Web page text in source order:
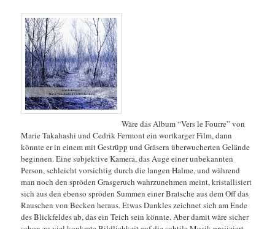
Wäre das Album “Vers le Fourre” von
Marie Takahashi und Cedrik Fermont ein wortkarger Film, dann
könnte er in einem mit Gestrüpp und Gräsern überwucherten Gelände
beginnen. Eine subjektive Kamera, das Auge einer unbekannten
Person, schleicht vorsichtig durch die langen Halme, und während
man noch den spröden Grasgeruch wahrzunehmen meint, kristallisiert
sich aus den ebenso spröden Summen einer Bratsche aus dem Off das
Rauschen von Becken heraus. Etwas Dunkles zeichnet sich am Ende
des Blickfeldes ab, das ein Teich sein könnte. Aber damit wäre sicher